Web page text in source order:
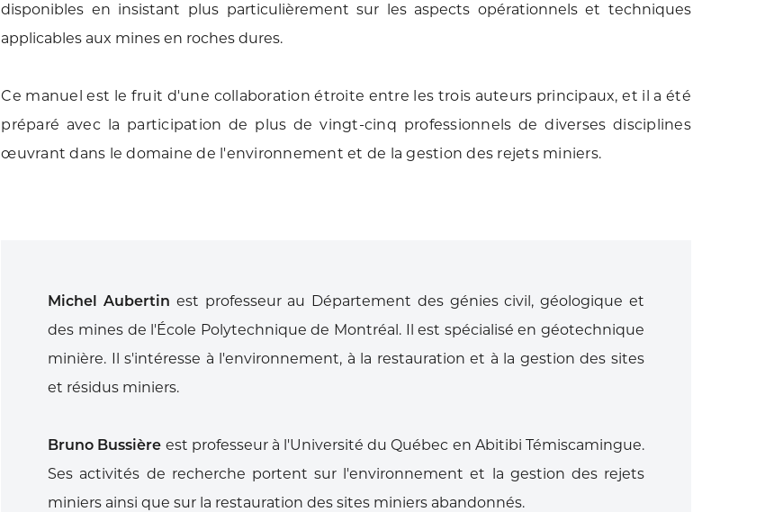
disponibles en insistant plus particulièrement sur les aspects opérationnels et techniques
applicables aux mines en roches dures.
Ce manuel est le fruit d'une collaboration étroite entre les trois auteurs principaux, et il a été
préparé avec la participation de plus de vingt-cinq professionnels de diverses disciplines
œuvrant dans le domaine de l'environnement et de la gestion des rejets miniers.
Michel Aubertin est professeur au Département des génies civil, géologique et
des mines de l'École Polytechnique de Montréal. Il est spécialisé en géotechnique
minière. Il s'intéresse à l'environnement, à la restauration et à la gestion des sites
et résidus miniers.
Bruno Bussière est professeur à l'Université du Québec en Abitibi Témiscamingue.
Ses activités de recherche portent sur l'environnement et la gestion des rejets
miniers ainsi que sur la restauration des sites miniers abandonnés.